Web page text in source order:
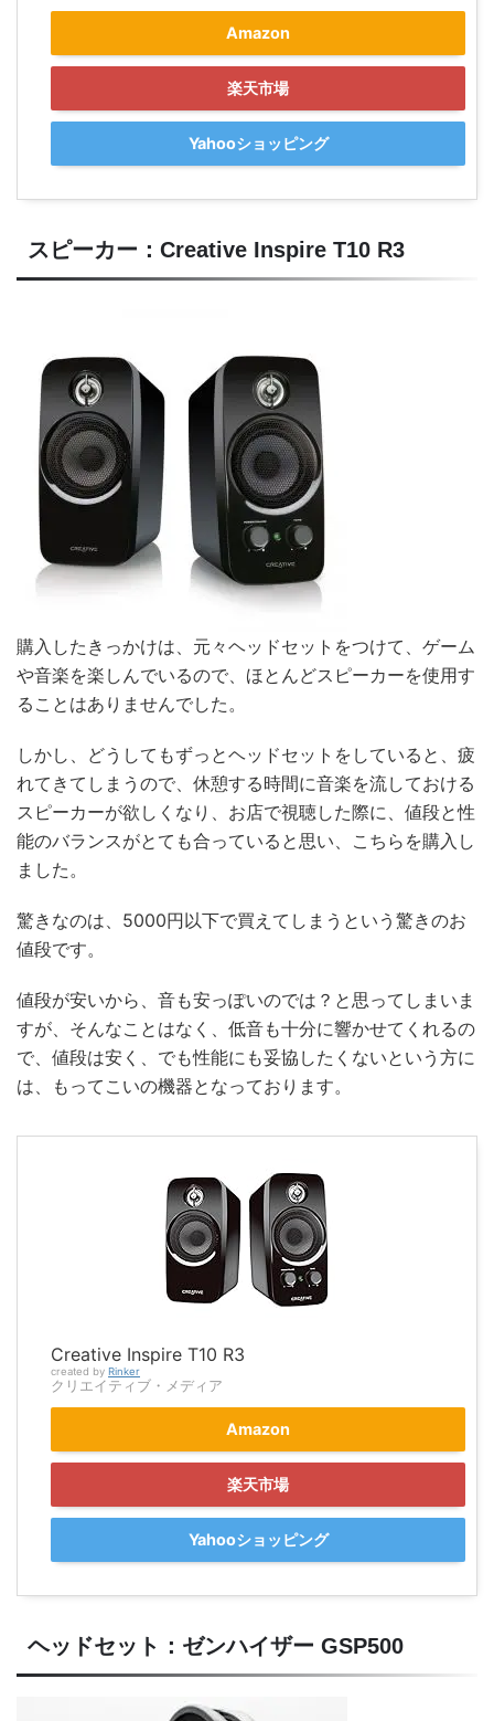
Amazon
楽天市場
Yahooショッピング
スピーカー：Creative Inspire T10 R3
購入したきっかけは、元々ヘッドセットをつけて、ゲーム
や音楽を楽しんでいるので、ほとんどスピーカーを使用す
ることはありませんでした。
しかし、どうしてもずっとヘッドセットをしていると、疲
れてきてしまうので、休憩する時間に音楽を流しておける
スピーカーが欲しくなり、お店で視聴した際に、値段と性
能のバランスがとても合っていると思い、こちらを購入し
ました。
驚きなのは、5000円以下で買えてしまうという驚きのお
値段です。
値段が安いから、音も安っぽいのでは？と思ってしまいま
すが、そんなことはなく、低音も十分に響かせてくれるの
で、値段は安く、でも性能にも妥協したくないという方に
は、もってこいの機器となっております。
Creative Inspire T10 R3
created by Rinker
クリエイティブ・メディア
Amazon
楽天市場
Yahooショッピング
ヘッドセット：ゼンハイザー GSP500